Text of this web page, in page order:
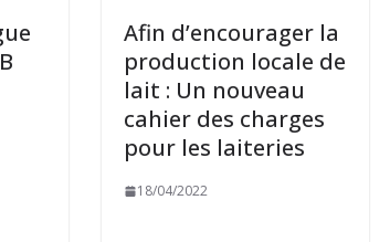
Afin d’encourager la
production locale de
lait : Un nouveau
cahier des charges
pour les laiteries
18/04/2022